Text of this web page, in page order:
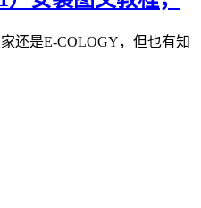
还是E-COLOGY，但也有知